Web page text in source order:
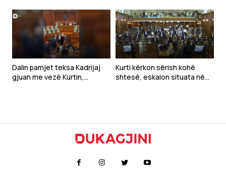
prodhohet krizë politike
Dalin pamjet teksa Kadrijaj
gjuan me vezë Kurtin,
Kurti kërkon sërish kohë
shtesë, eskalon situata në